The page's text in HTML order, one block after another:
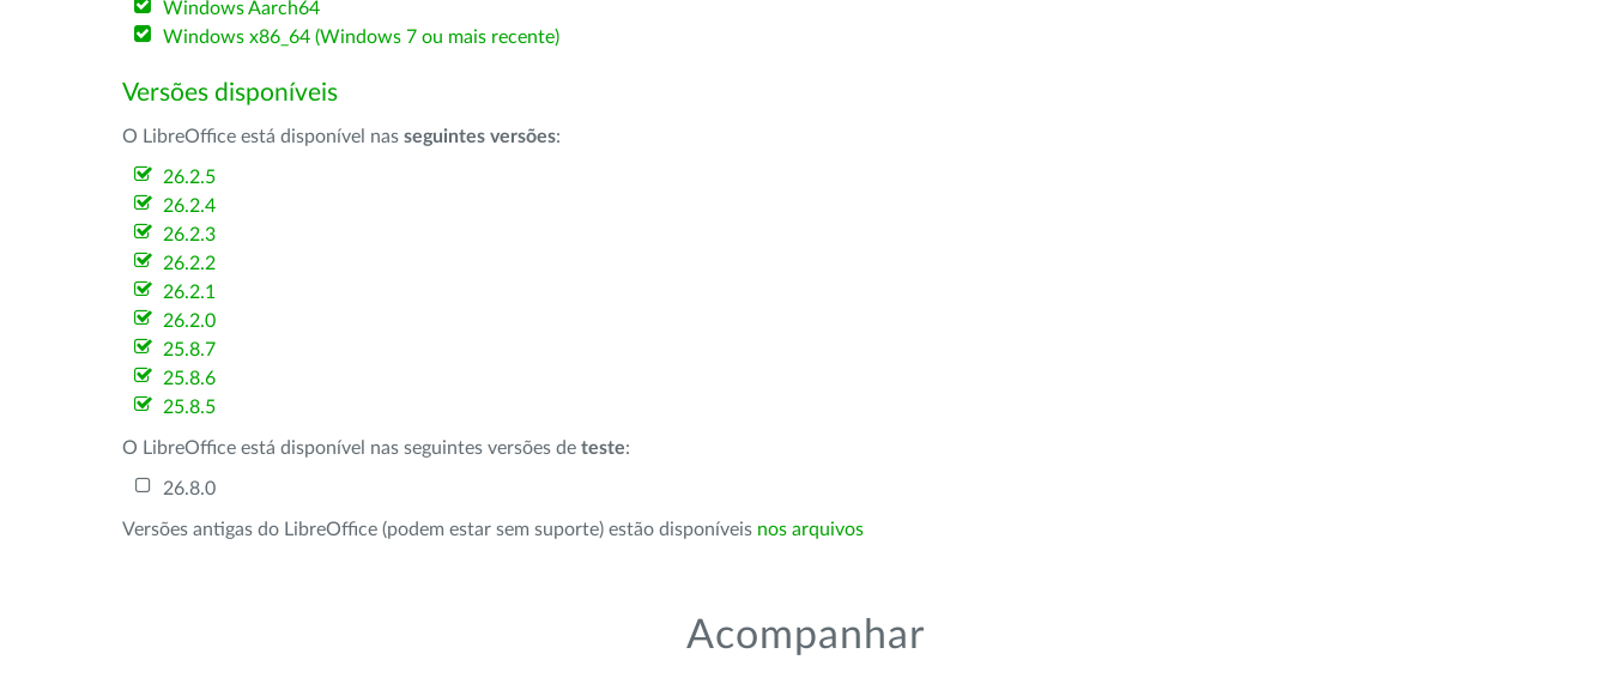
Windows Aarch64
Windows x86_64 (Windows 7 ou mais recente)
Versões disponíveis
O LibreOffice está disponível nas seguintes versões:
26.2.5
26.2.4
26.2.3
26.2.2
26.2.1
26.2.0
25.8.7
25.8.6
25.8.5
O LibreOffice está disponível nas seguintes versões de teste:
26.8.0
Versões antigas do LibreOffice (podem estar sem suporte) estão disponíveis nos arquivos
Acompanhar